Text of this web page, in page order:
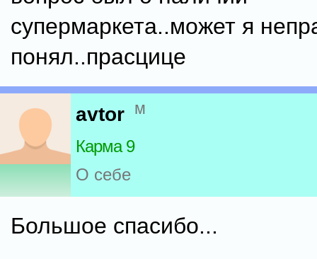
супермаркета..может я
понял..прасцице
avtor м
Карма 9
О себе
Большое спасибо...